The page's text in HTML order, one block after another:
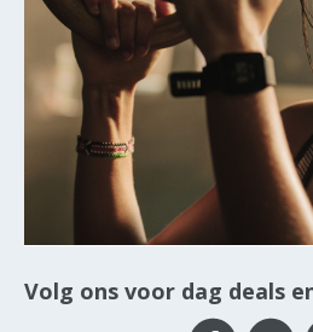
Volg ons voor dag deals